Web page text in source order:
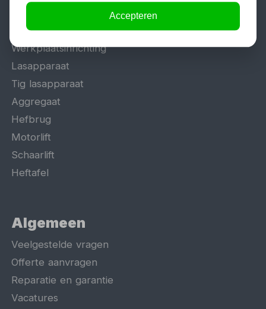
Populaire categorieën
Werkplaatsinrichting
Lasapparaat
Tig lasapparaat
Aggregaat
Hefbrug
Motorlift
Schaarlift
Heftafel
Algemeen
Veelgestelde vragen
Offerte aanvragen
Reparatie en garantie
Vacatures
Accepteren